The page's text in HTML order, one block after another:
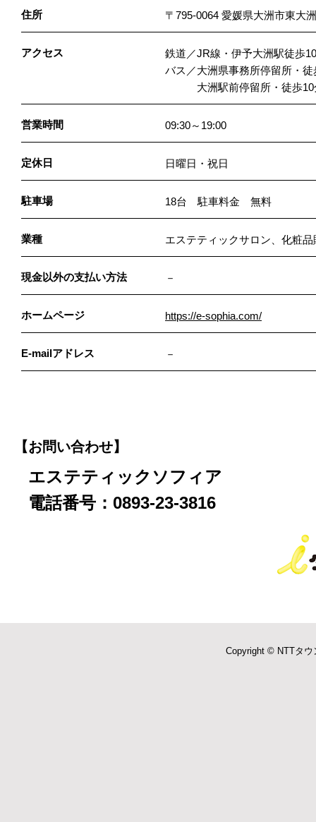
住所 〒795-0064 愛媛県大洲市東大
アクセス
鉄道／JR線・伊予大洲駅徒歩
バス／大洲県事務所停留所・徒
大洲駅前停留所・徒歩10
営業時間 09:30～19:00
定休日 日曜日・祝日
駐車場 18台 駐車料金 無料
業種 エステティックサロン、化粧
現金以外の支払い方法 －
ホームページ https://e-sophia.com/
E-mailアドレス －
【お問い合わせ】
エステティックソフィア
電話番号：0893-23-3816
Copyright © NTTタウ